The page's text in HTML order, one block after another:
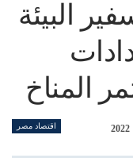
البيئة
المناخ
اقتصاد مصر